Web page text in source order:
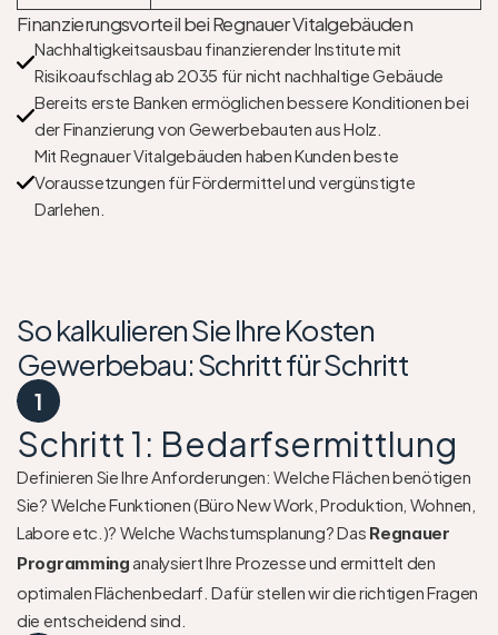
Finanzierungsvorteil bei Regnauer Vitalgebäuden
Nachhaltigkeitsausbau finanzierender Institute mit
Risikoaufschlag ab 2035 für nicht nachhaltige Gebäude
Bereits erste Banken ermöglichen bessere Konditionen bei
der Finanzierung von Gewerbebauten aus Holz.
Mit Regnauer Vitalgebäuden haben Kunden beste
Voraussetzungen für Fördermittel und vergünstigte
Darlehen.
So kalkulieren Sie Ihre Kosten
Gewerbebau: Schritt für Schritt
1
Schritt 1: Bedarfsermittlung
Definieren Sie Ihre Anforderungen: Welche Flächen benötigen
Sie? Welche Funktionen (Büro New Work, Produktion, Wohnen,
Labore etc.)? Welche Wachstumsplanung? Das Regnauer
Programming analysiert Ihre Prozesse und ermittelt den
optimalen Flächenbedarf. Dafür stellen wir die richtigen Fragen
die entscheidend sind.